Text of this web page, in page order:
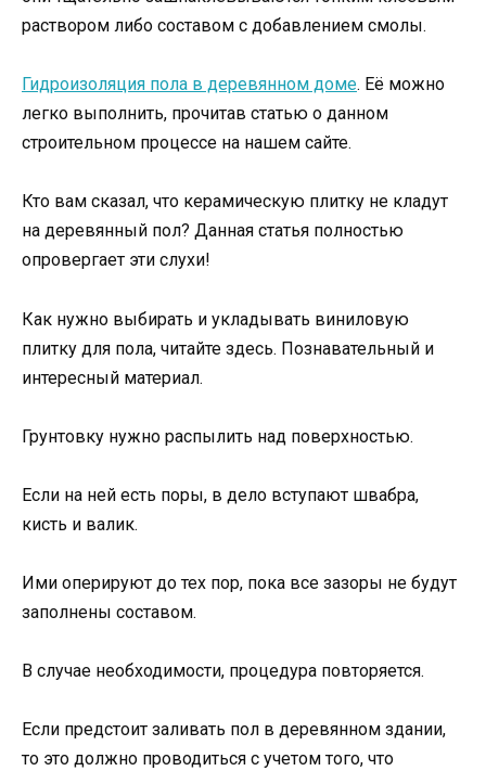
раствором либо составом с добавлением смолы.
Гидроизоляция пола в деревянном доме. Её можно
легко выполнить, прочитав статью о данном
строительном процессе на нашем сайте.
Кто вам сказал, что керамическую плитку не кладут
на деревянный пол? Данная статья полностью
опровергает эти слухи!
Как нужно выбирать и укладывать виниловую
плитку для пола, читайте здесь. Познавательный и
интересный материал.
Грунтовку нужно распылить над поверхностью.
Если на ней есть поры, в дело вступают швабра,
кисть и валик.
Ими оперируют до тех пор, пока все зазоры не будут
заполнены составом.
В случае необходимости, процедура повторяется.
Если предстоит заливать пол в деревянном здании,
то это должно проводиться с учетом того, что